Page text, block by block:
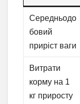
Середньодо
бовий
приріст ваги
Витрати
корму на 1
кг приросту